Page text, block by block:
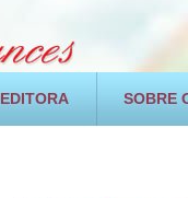
EDITORA SOBRE